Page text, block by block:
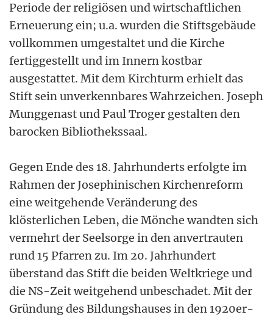
Periode der religiösen und wirtschaftlichen
Erneuerung ein; u.a. wurden die Stiftsgebäude
vollkommen umgestaltet und die Kirche
fertiggestellt und im Innern kostbar
ausgestattet. Mit dem Kirchturm erhielt das
Stift sein unverkennbares Wahrzeichen. Joseph
Munggenast und Paul Troger gestalten den
barocken Bibliothekssaal.
Gegen Ende des 18. Jahrhunderts erfolgte im
Rahmen der Josephinischen Kirchenreform
eine weitgehende Veränderung des
klösterlichen Leben, die Mönche wandten sich
vermehrt der Seelsorge in den anvertrauten
rund 15 Pfarren zu. Im 20. Jahrhundert
überstand das Stift die beiden Weltkriege und
die NS-Zeit weitgehend unbeschadet. Mit der
Gründung des Bildungshauses in den 1920er-